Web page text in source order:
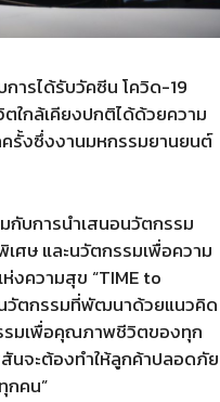
ารได้รับวัคซีน โควิด-19
ใกล้เคียงปกติได้ด้วยความ
รั้งซึ่งงานมหกรรมยานยนต์
กับการนำเสนอนวัตกรรม
ษ และนวัตกรรมเพื่อความ
งความสุข “TIME to
นวัตกรรมที่พัฒนาด้วยแนวคิด
รมเพื่อคุณภาพชีวิตของทุก
จะต้องทำให้ลูกค้าปลอดภัย
กคน”